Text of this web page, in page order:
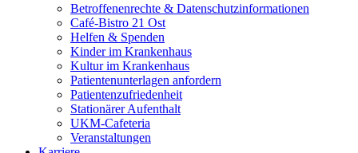
Betroffenenrechte & Datenschutzinformationen
Café-Bistro 21 Ost
Helfen & Spenden
Kinder im Krankenhaus
Kultur im Krankenhaus
Patientenunterlagen anfordern
Patientenzufriedenheit
Stationärer Aufenthalt
UKM-Cafeteria
Veranstaltungen